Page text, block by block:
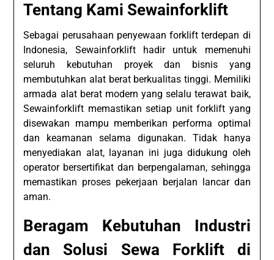
Tentang Kami Sewainforklift
Sebagai perusahaan penyewaan forklift terdepan di
Indonesia, Sewainforklift hadir untuk memenuhi
seluruh kebutuhan proyek dan bisnis yang
membutuhkan alat berat berkualitas tinggi. Memiliki
armada alat berat modern yang selalu terawat baik,
Sewainforklift memastikan setiap unit forklift yang
disewakan mampu memberikan performa optimal
dan keamanan selama digunakan. Tidak hanya
menyediakan alat, layanan ini juga didukung oleh
operator bersertifikat dan berpengalaman, sehingga
memastikan proses pekerjaan berjalan lancar dan
aman.
Beragam Kebutuhan Industri
dan Solusi Sewa Forklift di